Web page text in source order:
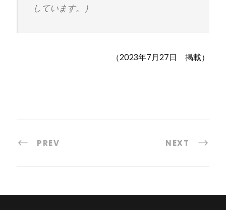
しています。）
（2023年7月27日 掲載）
PREV NEXT